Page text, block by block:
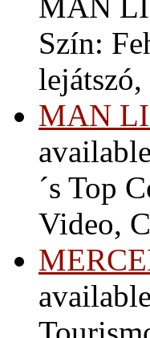
Szín:
MAN
´s Top
Video,